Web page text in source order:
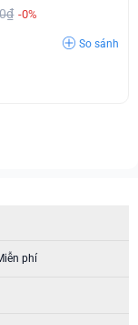
-0%
So sánh
phí